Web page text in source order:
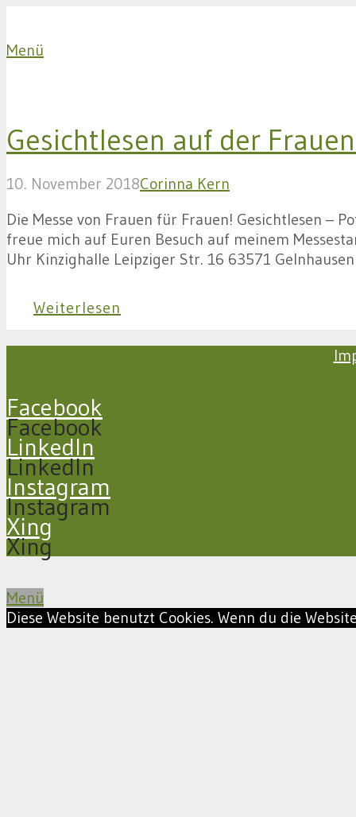
Menü
Gesichtlesen auf der
10. November 2018Corinna Kern
Die Messe von Frauen für Frauen! Gesichtlesen –
freue mich auf Euren Besuch auf meinem
Uhr Kinzighalle Leipziger Str. 16 63571
Weiterlesen
Facebook
Facebook
LinkedIn
LinkedIn
Instagram
Instagram
Xing
Xing
Menü
Diese Website benutzt Cookies. Wenn du die